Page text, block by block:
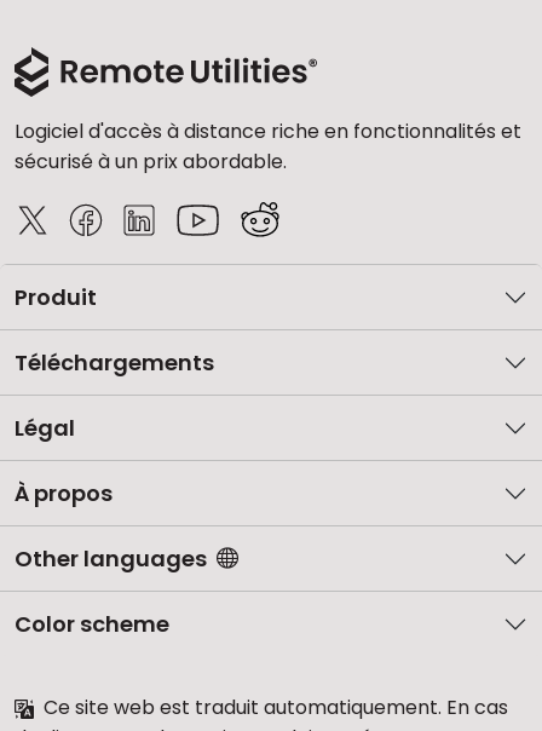
Logiciel d'accès à distance riche en fonctionnalités et
sécurisé à un prix abordable.
Produit
Téléchargements
Légal
À propos
Other languages
Color scheme
Ce site web est traduit automatiquement. En cas